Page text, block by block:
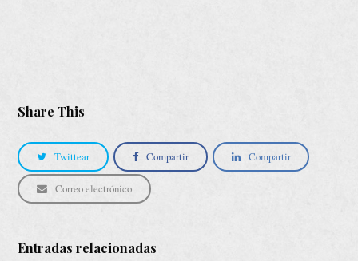
Share This
Twittear Compartir Compartir
Correo electrónico
Entradas relacionadas